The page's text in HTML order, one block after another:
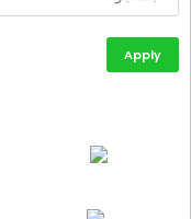
Apply